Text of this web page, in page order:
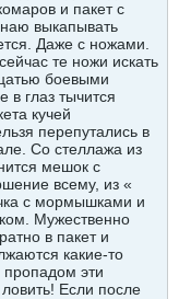
и пакет с
выкапывать
Даже с ножами.
те ножи искать
боевыми
в глаз тычится
кучей
перепутались в
Со стеллажа из
мешок с
всему, из «
с мормышками и
Мужественно
в пакет и
какие-то
эти
Если после